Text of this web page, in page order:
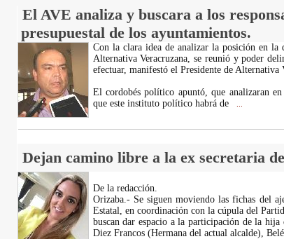
El AVE analiza y buscara a los
presupuestal de los ayuntamientos.
Con la clara idea de analizar la posición en la
Alternativa Veracruzana, se reunió y poder
efectuar, manifestó el Presidente de Alternativa
El cordobés político apuntó, que analizaran
que este instituto político habrá de
Dejan camino libre a la ex secretaria
De la redacción.
Orizaba.- Se siguen moviendo las fichas del
Estatal, en coordinación con la cúpula del
buscan dar espacio a la participación de la
Diez Francos (Hermana del actual alcalde),